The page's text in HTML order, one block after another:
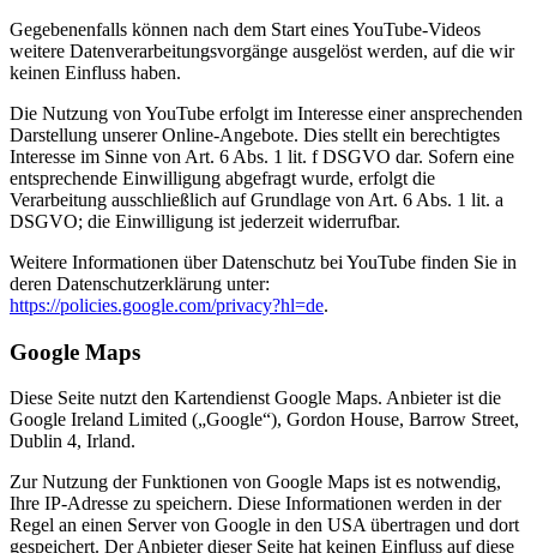
Gegebenenfalls können nach dem Start eines YouTube-Videos
weitere Datenverarbeitungsvorgänge ausgelöst werden, auf die wir
keinen Einfluss haben.
Die Nutzung von YouTube erfolgt im Interesse einer ansprechenden
Darstellung unserer Online-Angebote. Dies stellt ein berechtigtes
Interesse im Sinne von Art. 6 Abs. 1 lit. f DSGVO dar. Sofern eine
entsprechende Einwilligung abgefragt wurde, erfolgt die
Verarbeitung ausschließlich auf Grundlage von Art. 6 Abs. 1 lit. a
DSGVO; die Einwilligung ist jederzeit widerrufbar.
Weitere Informationen über Datenschutz bei YouTube finden Sie in
deren Datenschutzerklärung unter:
https://policies.google.com/privacy?hl=de.
Google Maps
Diese Seite nutzt den Kartendienst Google Maps. Anbieter ist die
Google Ireland Limited („Google“), Gordon House, Barrow Street,
Dublin 4, Irland.
Zur Nutzung der Funktionen von Google Maps ist es notwendig,
Ihre IP-Adresse zu speichern. Diese Informationen werden in der
Regel an einen Server von Google in den USA übertragen und dort
gespeichert. Der Anbieter dieser Seite hat keinen Einfluss auf diese